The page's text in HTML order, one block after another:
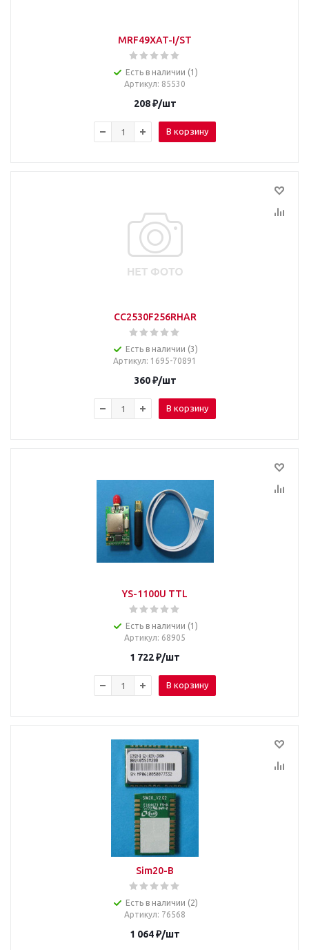
MRF49XAT-I/ST
Есть в наличии (1)
Артикул: 85530
208₽/шт
В корзину
CC2530F256RHAR
Есть в наличии (3)
Артикул: 1695-70891
360₽/шт
В корзину
YS-1100U TTL
Есть в наличии (1)
Артикул: 68905
1 722₽/шт
В корзину
Sim20-B
Есть в наличии (2)
Артикул: 76568
1 064₽/шт